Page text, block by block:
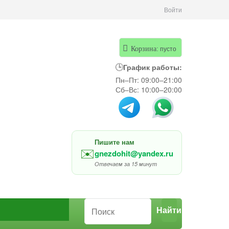
Войти
Корзина: пусто
🕒График работы:
Пн–Пт: 09:00–21:00
Сб–Вс: 10:00–20:00
✉️
Пишите нам
gnezdohit@yandex.ru
Отвечаем за 15 минут
Найти